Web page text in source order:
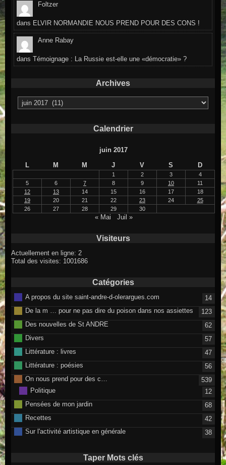
Foltzer
dans ELVIR NORMANDIE NOUS PREND POUR DES CONS !
Anne Rabay
dansTémoignage : La Russie est-elle une «démocratie» ?
Archives
Archives
Calendrier
juin 2017
L
M M J V S D
1 2 3
4
5
6 7 8 9 10
11
12
13 14 15 16 17
18
19
20 21 22 23 24
25
26
27 28 29 30
« Mai Juil »
Visiteurs
Actuellement en ligne: 2
Total des visites: 1001686
Catégories
A propos du site saint-andre-d-olerargues.com
14
De la m … pour ne pas dire du poison dans nos assiettes
123
Des nouvelles de St ANDRE
62
Divers
57
Littérature : livres
47
Littérature : poésies
56
On nous prend pour des c…
539
Politique
12
Pensées de mon jardin
68
Recettes
42
Sur l'activité artistique en générale
38
Taper Mots clés